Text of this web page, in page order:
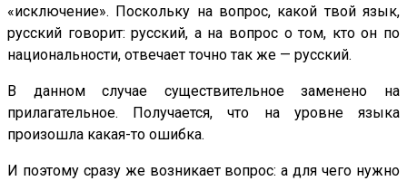
«исключение». Поскольку на вопрос, какой твой язык,
русский говорит: русский, а на вопрос о том, кто он по
национальности, отвечает точно так же — русский.
В данном случае существительное заменено на
прилагательное. Получается, что на уровне языка
произошла какая-то ошибка.
И поэтому сразу же возникает вопрос: а для чего нужно